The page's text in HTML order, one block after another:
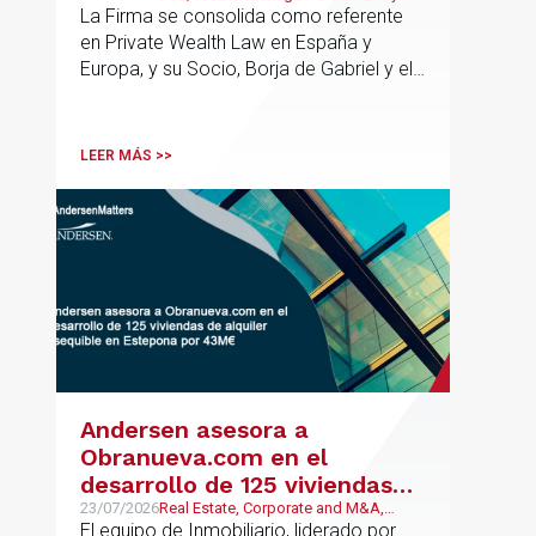
Business
La Firma se consolida como referente
en Private Wealth Law en España y
Europa, y su Socio, Borja de Gabriel y el
profesionales clave del sector.
LEER MÁS >>
Andersen asesora a
Obranueva.com en el
desarrollo de 125 viviendas
de alquiler asequible en
23/07/2026Real Estate, Corporate and M&A,
Público y Regulatorio
El equipo de Inmobiliario, liderado por